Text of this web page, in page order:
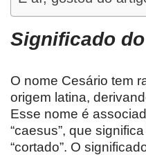
Significado
O nome Cesário tem
origem latina,
Esse nome é
“caesus”, que
“cortado”. O